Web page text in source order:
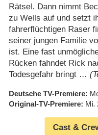
Rätsel. Dann nimmt
zu Wells auf und setzt
fahrerflüchtigen Raser
seiner jungen Familie
ist. Eine fast
Rücken fahndet Rick
Todesgefahr bringt …
Deutsche TV-Premiere
Original-TV-Premiere Mi.
Cast &